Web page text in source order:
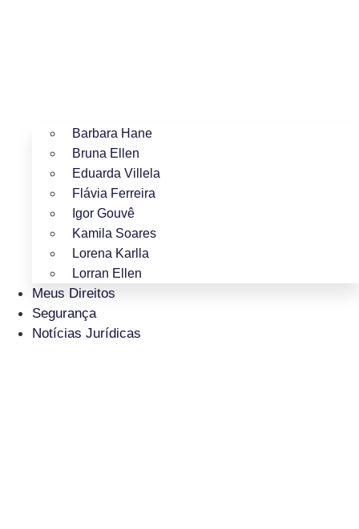
Barbara Hane
Bruna Ellen
Eduarda Villela
Flávia Ferreira
Igor Gouvê
Kamila Soares
Lorena Karlla
Lorran Ellen
Meus Direitos
Segurança
Notícias Jurídicas